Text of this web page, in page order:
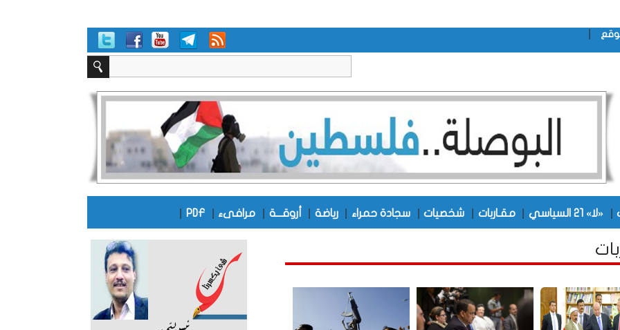
«لا» 21 السياسي مقـاربات شخصيات سجادة حمراء رياضة أروقـــة مرافىء PDF